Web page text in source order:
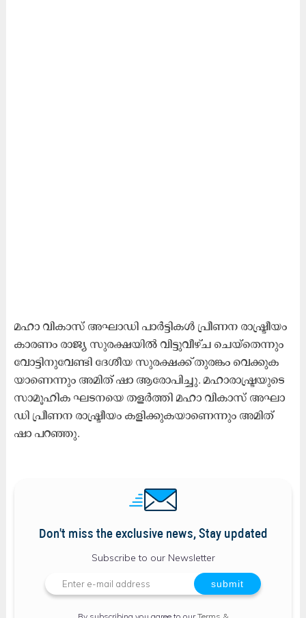
മ​ഹാ വി​കാ​സ് അ​ഘാ​ഡി പാ​ർ​ട്ടി​ക​ൾ പ്രീ​ണ​ന രാ​ഷ്ട്രീ​യം
കാ​ര​ണം രാ​ജ്യ സു​ര​ക്ഷ​യി​ൽ വി​ട്ടു​വീ​ഴ്ച ചെ​യ്തെ​ന്നും
വോ​ട്ടി​നു​വേ​ണ്ടി ദേ​ശീ​യ സു​ര​ക്ഷ​ക്ക് തു​ര​ങ്കം വെ​ക്കു​ക​
യാ​ണെ​ന്നും അ​മി​ത് ഷാ ​ആ​രോ​പി​ച്ചു. മ​ഹാ​രാ​ഷ്ട്ര​യു​ടെ
സാ​മൂ​ഹി​ക ഘ​ട​ന​യെ ത​ള​ർ​ത്തി മ​ഹാ വി​കാ​സ് അ​ഘാ​
ഡി പ്രീ​ണ​ന രാ​ഷ്ട്രീ​യം ക​ളി​ക്കു​ക​യാ​ണെ​ന്നും അ​മി​ത്
ഷാ ​പ​റ​ഞ്ഞു.
Don't miss the exclusive news, Stay updated
Subscribe to our Newsletter